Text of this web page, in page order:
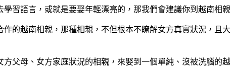
習語言，或就是要娶年輕漂亮的，那我們會建議你到越南相
的越南相親，那種相親，不但根本不瞭解女方真實狀況，且
父母、女方家庭狀況的相親，來娶到一個單純、沒被洗腦的